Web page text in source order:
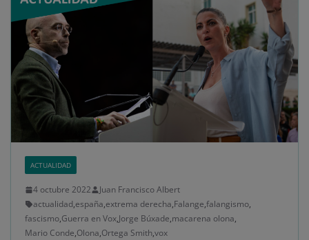
ACTUALIDAD
4 octubre 2022
Juan Francisco Albert
actualidad,españa,extrema derecha,Falange,falangismo,
fascismo,Guerra en Vox,Jorge Búxade,macarena olona,
Mario Conde,Olona,Ortega Smith,vox